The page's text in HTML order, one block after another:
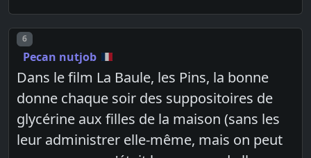
Post number
6
Pecan nutjob
Dans le film La Baule, les Pins, la bonne
donne chaque soir des suppositoires de
glycérine aux filles de la maison (sans les
leur administrer elle-même, mais on peut